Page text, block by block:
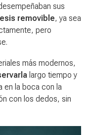
sus
removible, ya sea
pero
más modernos,
largo tiempo y
en la boca con la
con los dedos, sin